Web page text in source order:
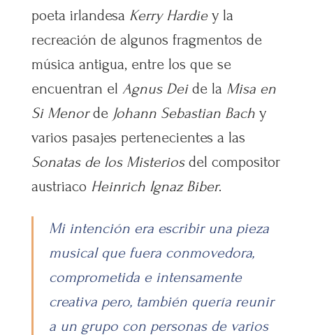
poeta irlandesa Kerry Hardiey la
recreación de algunos fragmentos de
música antigua, entre los que se
encuentran el Agnus Deide la Misa en
Si Menorde Johann Sebastian Bachy
varios pasajes pertenecientes a las
Sonatas de los Misteriosdel compositor
austriaco Heinrich Ignaz Biber.
Mi intención era escribir una pieza
musical que fuera conmovedora,
comprometida e intensamente
creativa pero, también quería reunir
a un grupo con personas de varios